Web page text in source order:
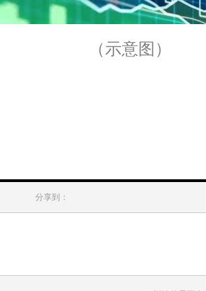
（示意图）
分享到：